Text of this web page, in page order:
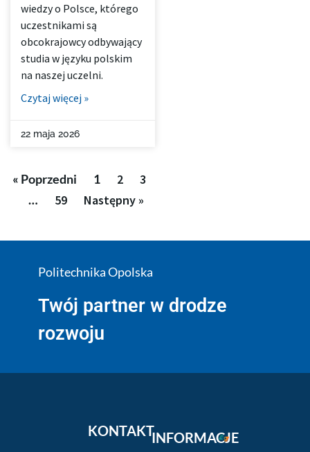
wiedzy o Polsce, którego
uczestnikami są
obcokrajowcy odbywający
studia w języku polskim
na naszej uczelni.
Czytaj więcej »
22 maja 2026
« Poprzedni 1 2 3
… 59 Następny »
Politechnika Opolska
Twój partner w drodze
rozwoju
KONTAKTINFORMACJE